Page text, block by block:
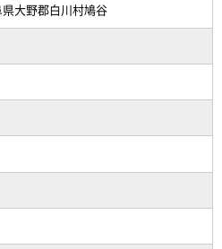
大野郡白川村鳩谷